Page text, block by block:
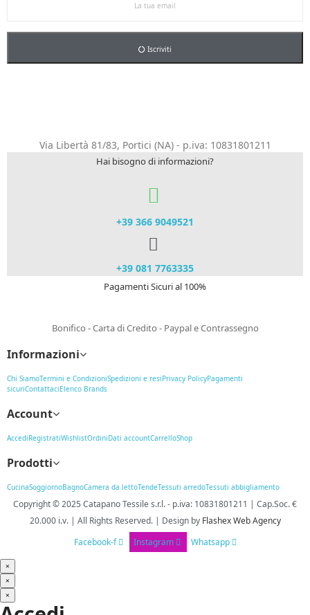
Iscriviti
Via Libertà 81/83, Portici (NA) - p.iva: 10831801211
Hai bisogno di informazioni?
+39 366 9049521​
+39 081 7763335
Pagamenti Sicuri al 100%
Bonifico - Carta di Credito - Paypal e Contrassegno
Informazioni
Chi SiamoTermini e CondizioniSpedizioni e resiPrivacy PolicyPagamenti
sicuriContattaciElenco Brands
Account
AccediRegistratiWishlistOrdiniDati accountCarrelloShop
Prodotti
CucinaSoggiornoBagnoCamera da lettoTendeTessuti arredoTessuti abbigliamento
Copyright © 2025 Catapano Tessile s.r.l.- p.iva: 10831801211 | Cap.Soc. €
20.000 i.v. | All Rights Reserved. | Designby Flashex Web Agency
Facebook-f
Instagram Whatsapp
×
×
×